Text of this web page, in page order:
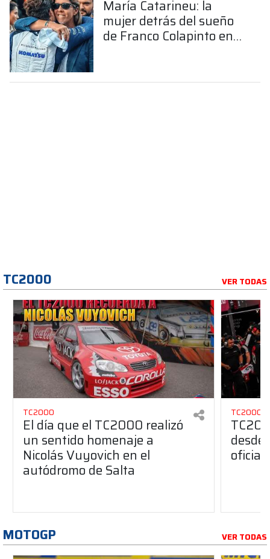
María Catarineu: la
mujer detrás del sueño
de Franco Colapinto en
TC2000 VER TODAS
TC2000
El día que el TC2000 realizó
un sentido homenaje a
Nicolás Vuyovich en el
autódromo de Salta
TC2000
oficial
MOTOGP VER TODAS